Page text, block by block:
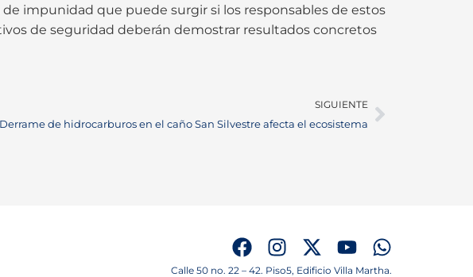
impunidad que puede surgir si los responsables de estos
de seguridad deberán demostrar resultados concretos
SIGUIENTE
Derrame de hidrocarburos en el caño San Silvestre afecta el ecosistema
Calle 50 no. 22 – 42. Piso5, Edificio Villa Martha.